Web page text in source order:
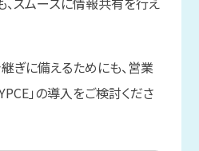
ぎに備えるためにも、営業
」の導入をご検討くださ